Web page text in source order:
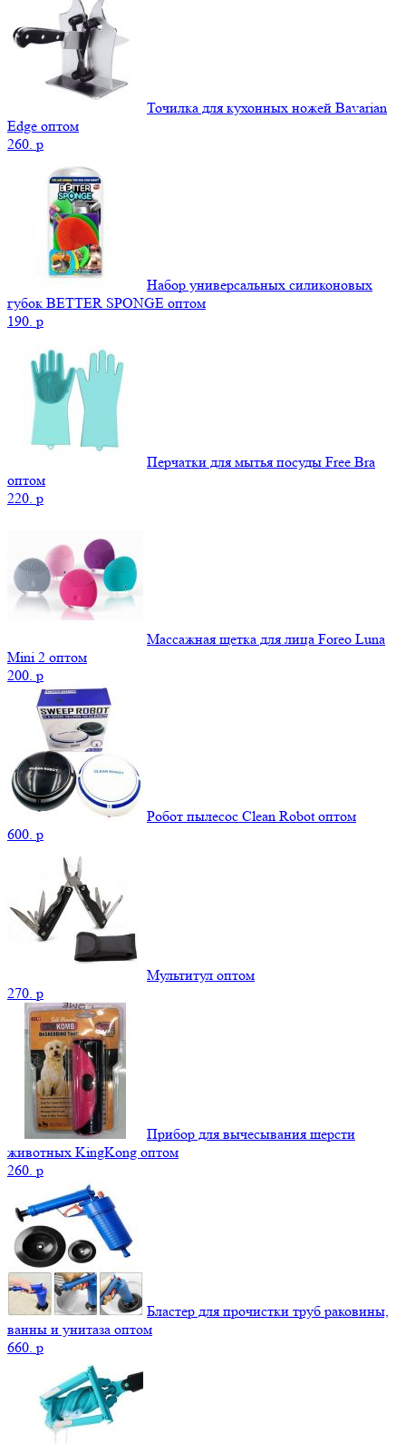
Точилка для кухонных ножей Bavarian
Edge оптом
260. p
Набор универсальных силиконовых
губок BETTER SPONGE оптом
190. p
Перчатки для мытья посуды Free Bra
оптом
220. p
Массажная щетка для лица Foreo Luna
Mini 2 оптом
200. p
Робот пылесос Clean Robot оптом
600. p
Мультитул оптом
270. p
Прибор для вычесывания шерсти
животных KingKong оптом
260. p
Бластер для прочистки труб раковины,
ванны и унитаза оптом
660. p